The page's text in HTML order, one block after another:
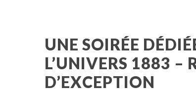
UNE SOIRÉE
L’UNIVERS 1883 –
D’EXCEPTION